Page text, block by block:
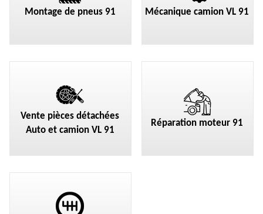
Montage de pneus 91 Mécanique camion VL 91
Vente pièces détachées
Auto et camion VL 91
Réparation moteur 91